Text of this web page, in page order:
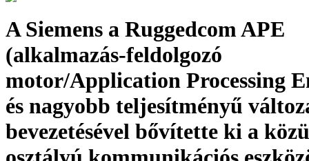
A Siemens a Ruggedcom APE
(alkalmazás-feldolgozó
motor/Application Processing
és nagyobb teljesítményű
bevezetésével bővítette ki a